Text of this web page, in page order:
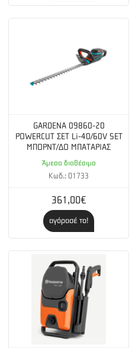
GARDENA 09860-20
POWERCUT ΣΕΤ Li-40/60V SET
ΜΠΟΡΝΤ/ΔΟ ΜΠΑΤΑΡΙΑΣ
Άμεσα διαθέσιμο
Κωδ.: 01733
361,00€
αγόρασέ το!